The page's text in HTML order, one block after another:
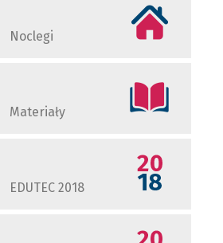
Noclegi
Materiały
EDUTEC 2018